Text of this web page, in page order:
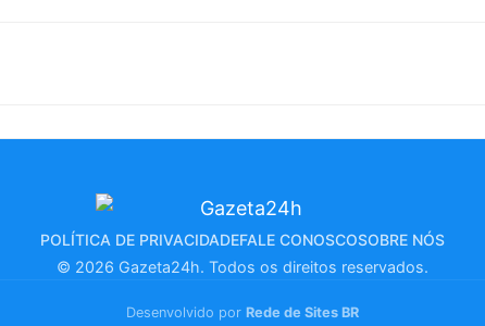
POLÍTICA DE PRIVACIDADEFALE CONOSCOSOBRE NÓS
© 2026 Gazeta24h. Todos os direitos reservados.
Desenvolvido por Rede de Sites BR